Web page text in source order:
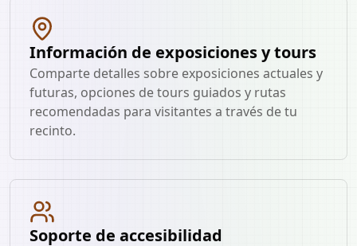
Información de exposiciones y tours
Comparte detalles sobre exposiciones actuales y
futuras, opciones de tours guiados y rutas
recomendadas para visitantes a través de tu
recinto.
Soporte de accesibilidad